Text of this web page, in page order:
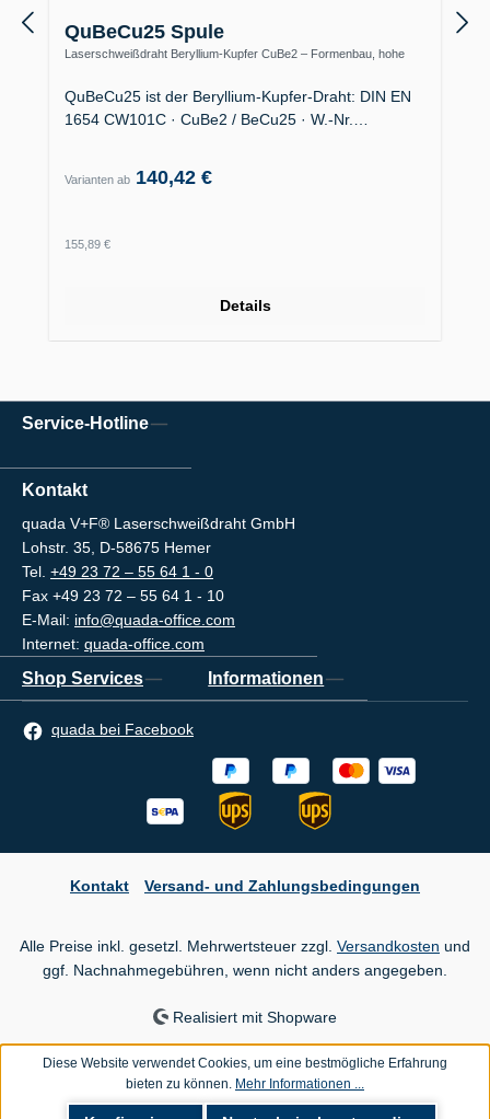
QuBeCu25 Spule
Laserschweißdraht Beryllium-Kupfer CuBe2 – Formenbau, hohe
QuBeCu25 ist der Beryllium-Kupfer-Draht: DIN EN
1654 CW101C · CuBe2 / BeCu25 · W.-Nr.…
Varianten ab 140,42 €
Regulärer Preis:
155,89 €
Details
Service-Hotline
Kontakt
quada V+F® Laserschweißdraht GmbH
Lohstr. 35, D-58675 Hemer
Tel. +49 23 72 – 55 64 1 - 0
Fax +49 23 72 – 55 64 1 - 10
E-Mail: info@quada-office.com
Internet: quada-office.com
Shop Services Informationen
quada bei Facebook
Kontakt Versand- und Zahlungsbedingungen
Alle Preise inkl. gesetzl. Mehrwertsteuer zzgl. Versandkosten und
ggf. Nachnahmegebühren, wenn nicht anders angegeben.
Realisiert mit Shopware
Diese Website verwendet Cookies, um eine bestmögliche Erfahrung
bieten zu können. Mehr Informationen ...